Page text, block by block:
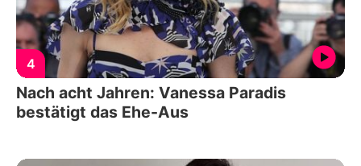
4
Nach acht Jahren: Vanessa Paradis
bestätigt das Ehe-Aus